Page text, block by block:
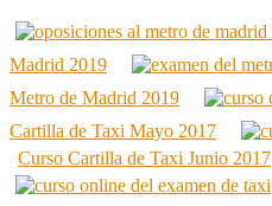
Madrid 2019
Metro de Madrid 2019
Cartilla de Taxi Mayo 2017
Curso Cartilla de Taxi Junio 2017